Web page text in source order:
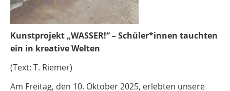
Kunstprojekt „WASSER!“ – Schüler*innen tauchten
ein in kreative Welten
(Text: T. Riemer)
Am Freitag, den 10. Oktober 2025, erlebten unsere